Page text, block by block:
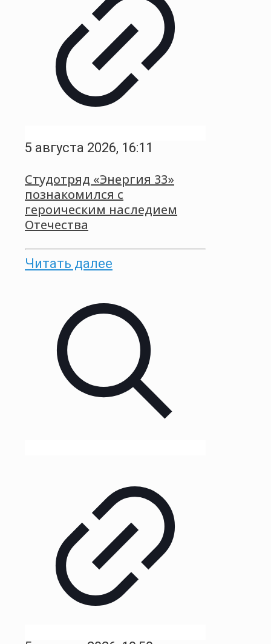
5 августа 2026, 16:11
Студотряд «Энергия 33»
познакомился с
героическим наследием
Отечества
Читать далее